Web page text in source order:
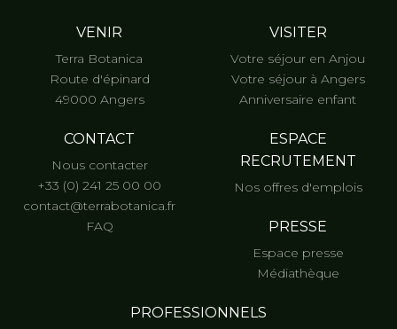
VENIR
Terra Botanica
Route d'épinard
49000 Angers
CONTACT
Nous contacter
+33 (0) 241 25 00 00
contact@terrabotanica.fr
FAQ
VISITER
Votre séjour en Anjou
Votre séjour à Angers
Anniversaire enfant
ESPACE
RECRUTEMENT
Nos offres d'emplois
PRESSE
Espace presse
Médiathèque
PROFESSIONNELS